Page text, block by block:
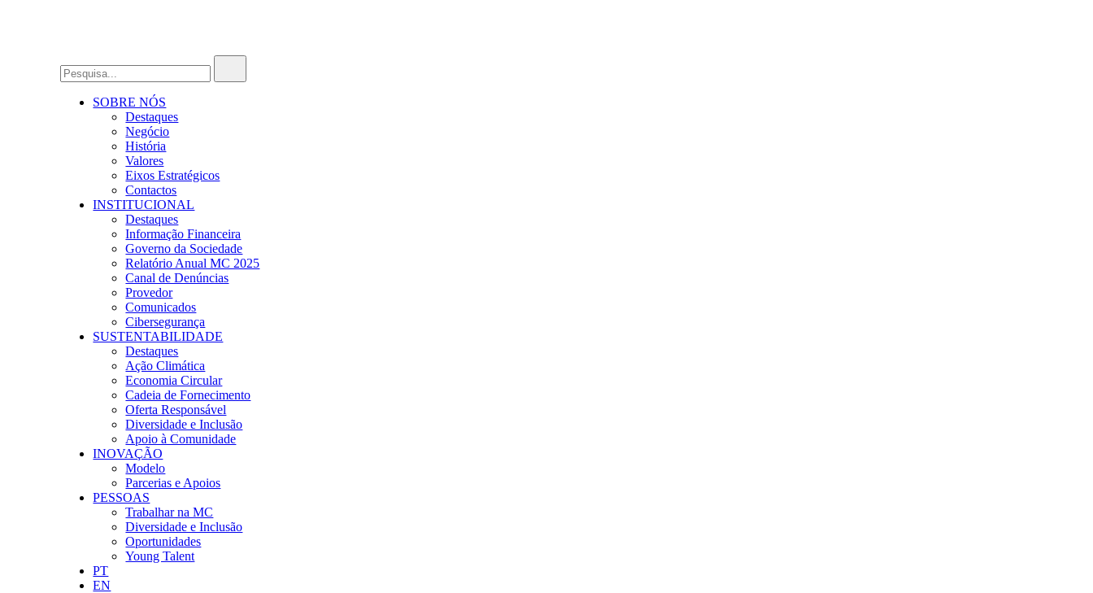
SOBRE NÓS
Destaques
Negócio
História
Valores
Eixos Estratégicos
Contactos
INSTITUCIONAL
Destaques
Informação Financeira
Governo da Sociedade
Relatório Anual MC 2025
Canal de Denúncias
Provedor
Comunicados
Cibersegurança
SUSTENTABILIDADE
Destaques
Ação Climática
Economia Circular
Cadeia de Fornecimento
Oferta Responsável
Diversidade e Inclusão
Apoio à Comunidade
INOVAÇÃO
Modelo
Parcerias e Apoios
PESSOAS
Trabalhar na MC
Diversidade e Inclusão
Oportunidades
Young Talent
PT
EN